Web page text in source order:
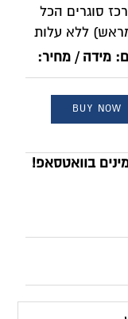
סוגרים הכל
מידה / מחיר:
BUY NOW
בוואטסאפ!